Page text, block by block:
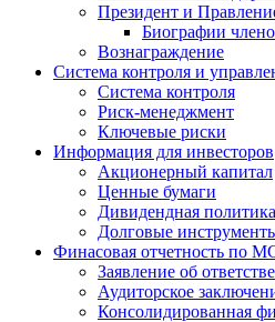
Президент и
Биографии
Вознаграждение
Система контроля и
Система контроля
Риск-менеджмент
Ключевые риски
Информация для инвесторов
Акционерный капитал
Ценные бумаги
Дивидендная политика
Долговые
Финасовая отчетность по
Заявление об
Аудиторское
Консолидированная